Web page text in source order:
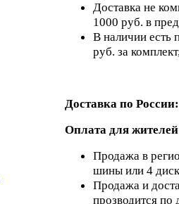
Доставка не
1000 руб. в
В наличии есть
руб. за
Доставка по России:
Оплата для
Продажа в
шины или 4
Продажа и
прозводится по